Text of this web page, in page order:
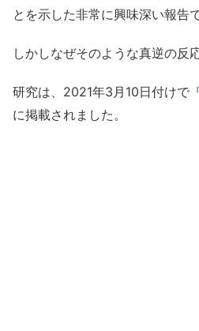
とを示した非常に興味深い報告で
しかしなぜそのような真逆の反
研究は、2021年3月10日付けで
に掲載されました。